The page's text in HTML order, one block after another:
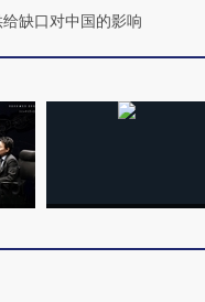
缺口对中国的影响